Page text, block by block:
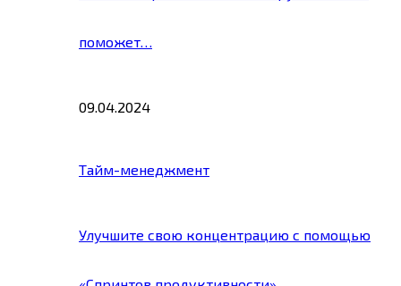
поможет…
09.04.2024
Тайм-менеджмент
Улучшите свою концентрацию с помощью